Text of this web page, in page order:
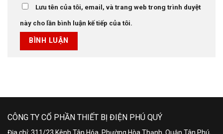
Lưu tên của tôi, email, và trang web trong trình duyệt
này cho lần bình luận kế tiếp của tôi.
CÔNG TY CỔ PHẦN THIẾT BỊ ĐIỆN PHÚ QUÝ
Địa chỉ: 311/23 Kênh Tân Hóa, Phường Hòa Thạnh, Quận Tân Phú,